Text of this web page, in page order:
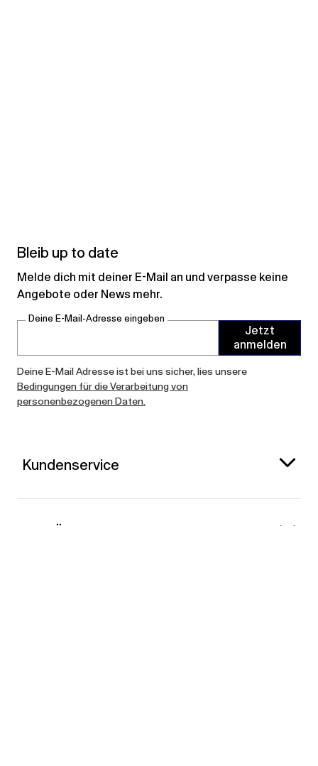
Bleib up to date
Melde dich mit deiner E-Mail an und verpasse keine
Angebote oder News mehr.
Deine E-Mail-Adresse eingeben
Jetzt
anmelden
Deine E-Mail Adresse ist bei uns sicher, lies unsere
Bedingungen für die Verarbeitung von
personenbezogenen Daten.
Kundenservice